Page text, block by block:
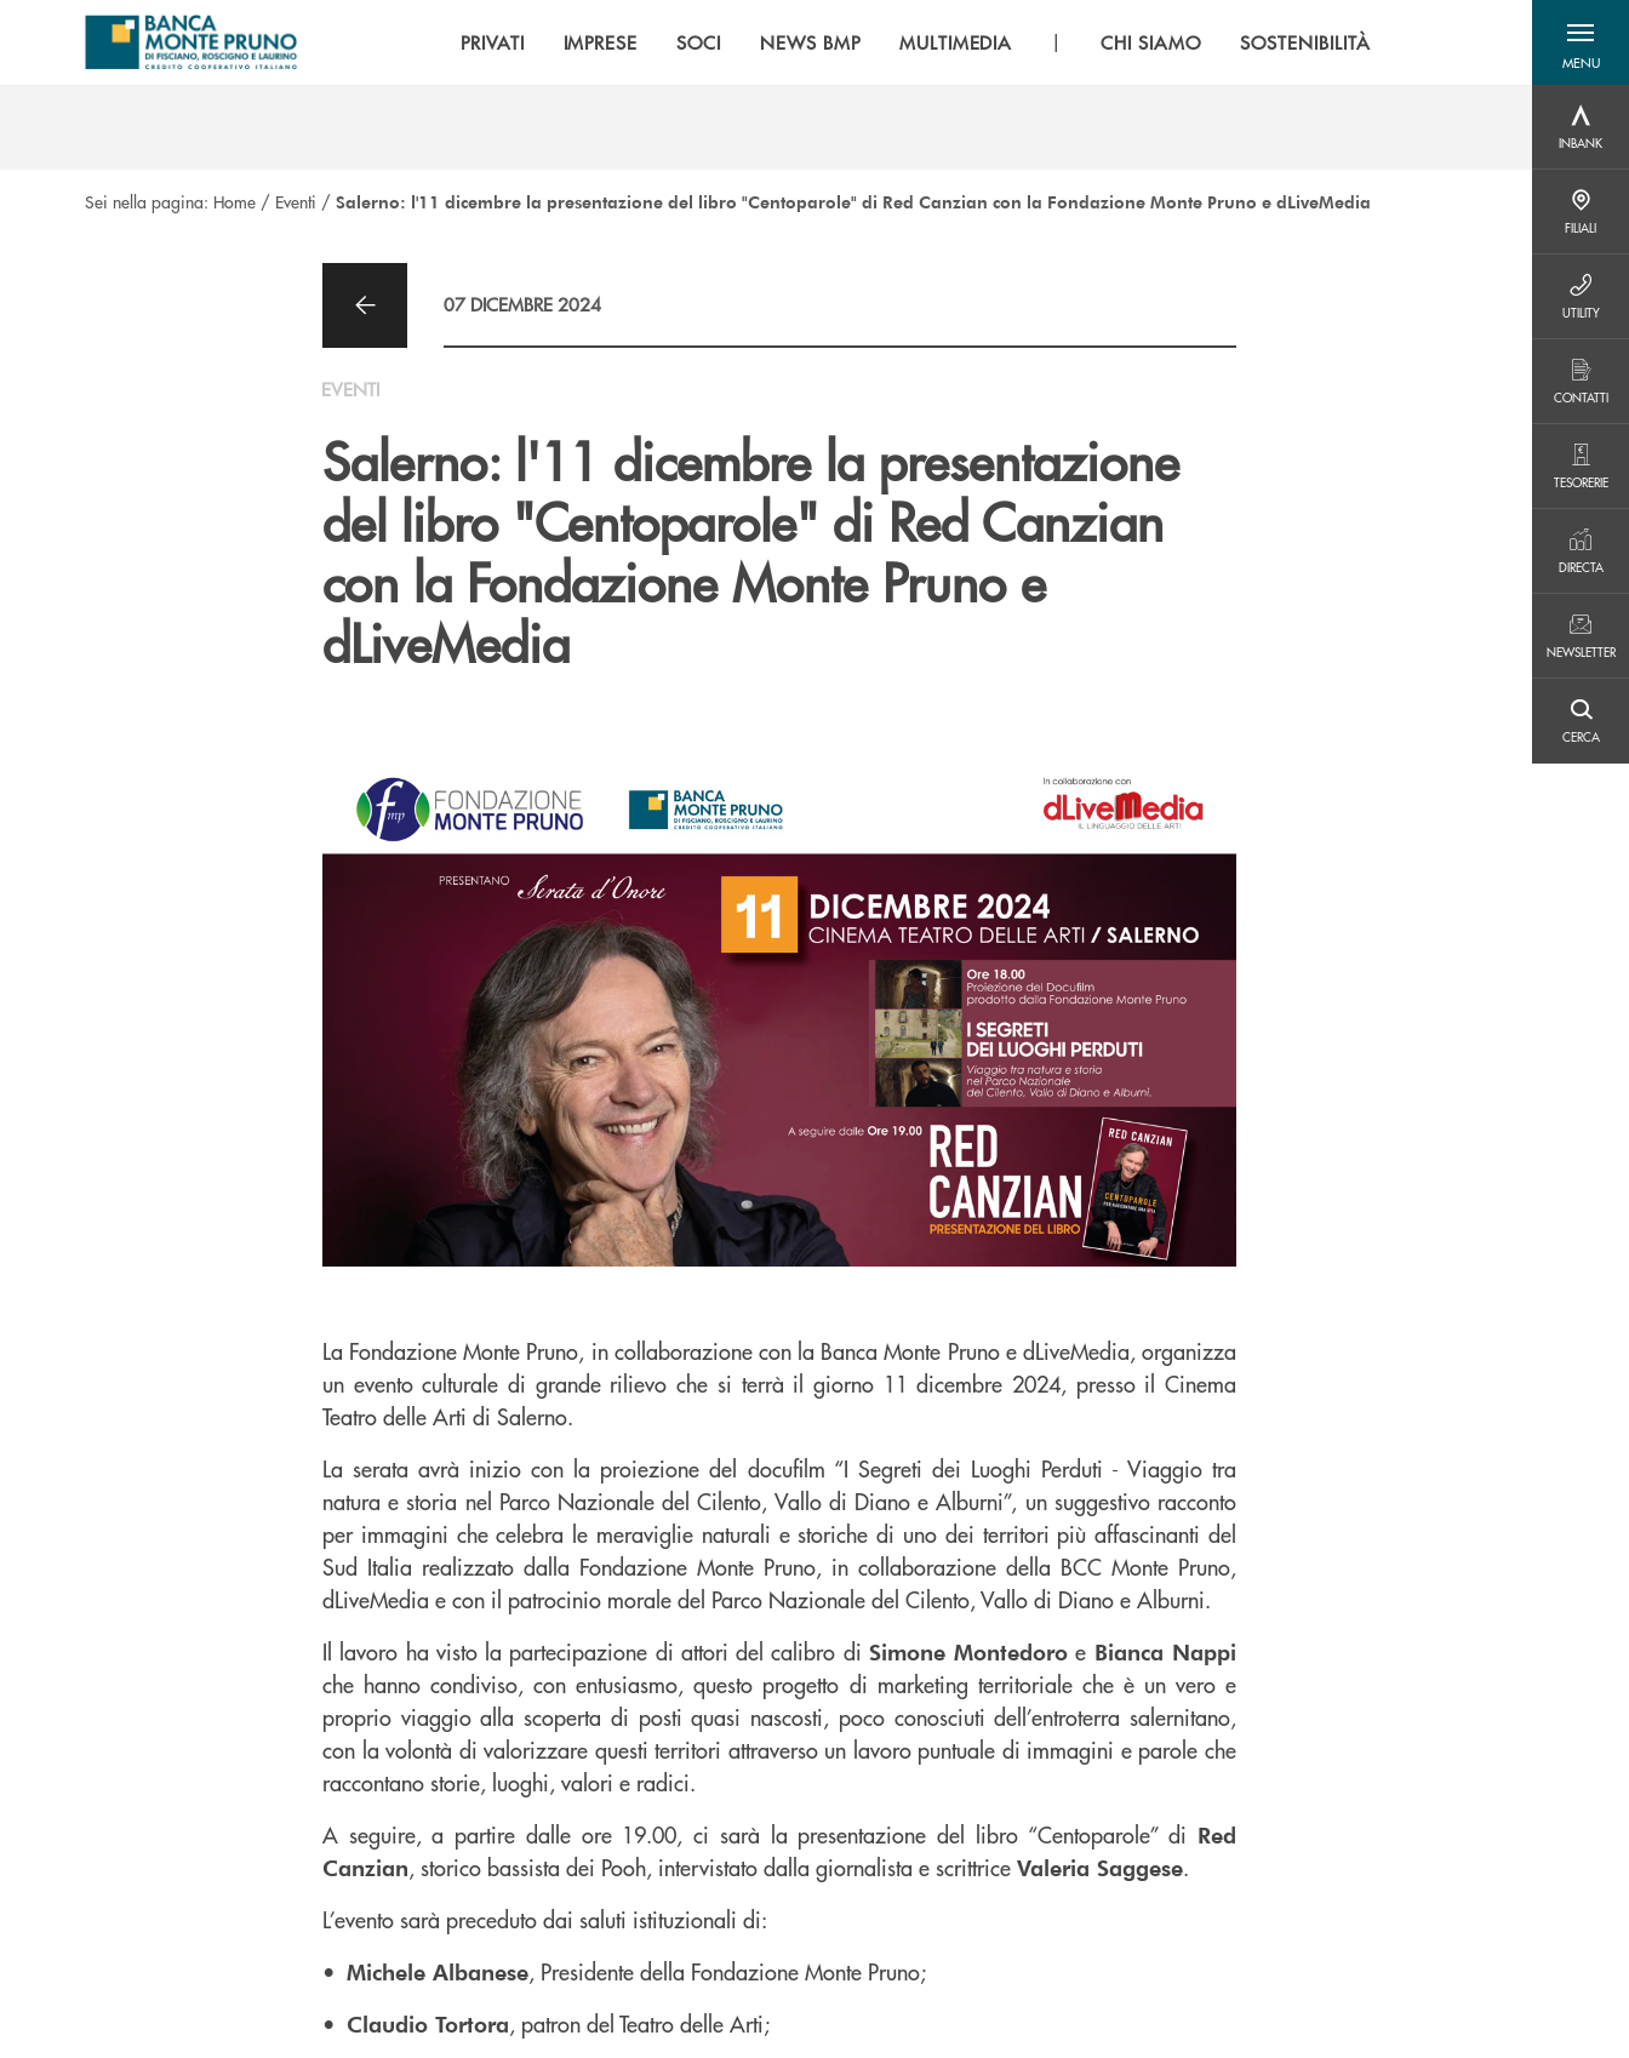
Salta al contenuto principale
PRIVATI IMPRESE SOCI NEWS BMP MULTIMEDIA | CHI SIAMO SOSTENIBILITÀ
MENU
menu
INBANK
FILIALI
UTILITY
CONTATTI
TESORERIE
DIRECTA
NEWSLETTER
CERCA
Sei nella pagina: Home / Eventi / Salerno: l'11 dicembre la presentazione del libro "Centoparole" di Red Canzian con la Fondazione Monte Pruno e dLiveMedia
07 DICEMBRE 2024
EVENTI
Salerno: l'11 dicembre la presentazione
del libro "Centoparole" di Red Canzian
con la Fondazione Monte Pruno e
dLiveMedia
La Fondazione Monte Pruno, in collaborazione con la Banca Monte Pruno e dLiveMedia, organizza
un evento culturale di grande rilievo che si terrà il giorno 11 dicembre 2024, presso il Cinema
Teatro delle Arti di Salerno.
La serata avrà inizio con la proiezione del docufilm “I Segreti dei Luoghi Perduti - Viaggio tra
natura e storia nel Parco Nazionale del Cilento, Vallo di Diano e Alburni”, un suggestivo racconto
per immagini che celebra le meraviglie naturali e storiche di uno dei territori più affascinanti del
Sud Italia realizzato dalla Fondazione Monte Pruno, in collaborazione della BCC Monte Pruno,
dLiveMedia e con il patrocinio morale del Parco Nazionale del Cilento, Vallo di Diano e Alburni.
Il lavoro ha visto la partecipazione di attori del calibro di Simone Montedoro e Bianca Nappi
che hanno condiviso, con entusiasmo, questo progetto di marketing territoriale che è un vero e
proprio viaggio alla scoperta di posti quasi nascosti, poco conosciuti dell’entroterra salernitano,
con la volontà di valorizzare questi territori attraverso un lavoro puntuale di immagini e parole che
raccontano storie, luoghi, valori e radici.
A seguire, a partire dalle ore 19.00, ci sarà la presentazione del libro “Centoparole” di Red
Canzian, storico bassista dei Pooh, intervistato dalla giornalista e scrittrice Valeria Saggese.
L’evento sarà preceduto dai saluti istituzionali di:
•⁠ ⁠ Michele Albanese, Presidente della Fondazione Monte Pruno;
•⁠ ⁠ Claudio Tortora, patron del Teatro delle Arti;